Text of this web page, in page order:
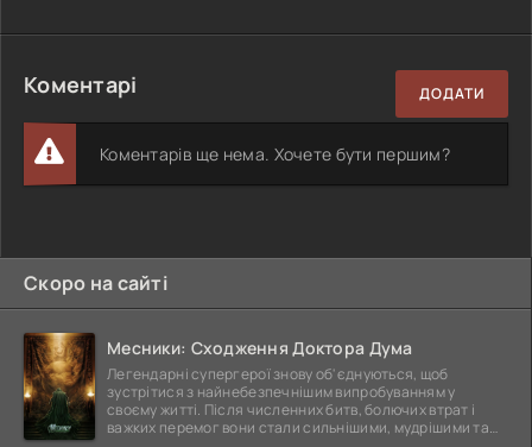
Коментарі ДОДАТИ
Коментарів ще нема. Хочете бути першим?
Скоро на сайті
Месники: Сходження Доктора Дума
Легендарні супергерої знову об'єднуються, щоб
зустрітися з найнебезпечнішим випробуванням у
своєму житті. Після численних битв, болючих втрат і
важких перемог вони стали сильнішими, мудрішими та